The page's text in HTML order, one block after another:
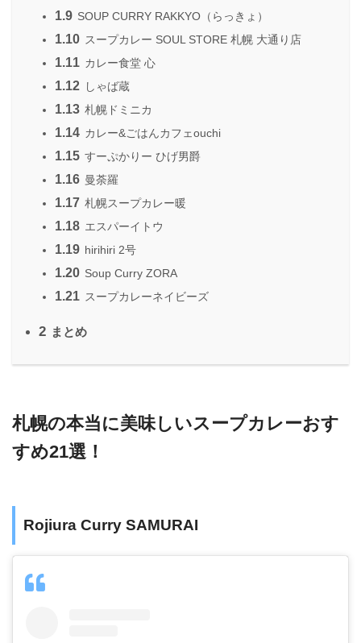
1.9 SOUP CURRY RAKKYO（らっきょ）
1.10 スープカレー SOUL STORE 札幌 大通り店
1.11 カレー食堂 心
1.12 しゃば蔵
1.13 札幌ドミニカ
1.14 カレー&ごはんカフェouchi
1.15 すーぷかりー ひげ男爵
1.16 曼荼羅
1.17 札幌スープカレー暖
1.18 エスパーイトウ
1.19 hirihiri 2号
1.20 Soup Curry ZORA
1.21 スープカレーネイビーズ
2 まとめ
札幌の本当に美味しいスープカレーおす
すめ21選！
Rojiura Curry SAMURAI